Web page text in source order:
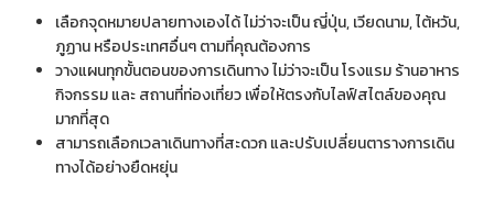
เลือกจุดหมายปลายทางเองได้ ไม่ว่าจะเป็น ญี่ปุ่น, เวียดนาม, ไต้หวัน,
ภูฏาน หรือประเทศอื่นๆ ตามที่คุณต้องการ
วางแผนทุกขั้นตอนของการเดินทาง ไม่ว่าจะเป็น โรงแรม ร้านอาหาร
กิจกรรม และ สถานที่ท่องเที่ยว เพื่อให้ตรงกับไลฟ์สไตล์ของคุณ
มากที่สุด
สามารถเลือกเวลาเดินทางที่สะดวก และปรับเปลี่ยนตารางการเดิน
ทางได้อย่างยืดหยุ่น